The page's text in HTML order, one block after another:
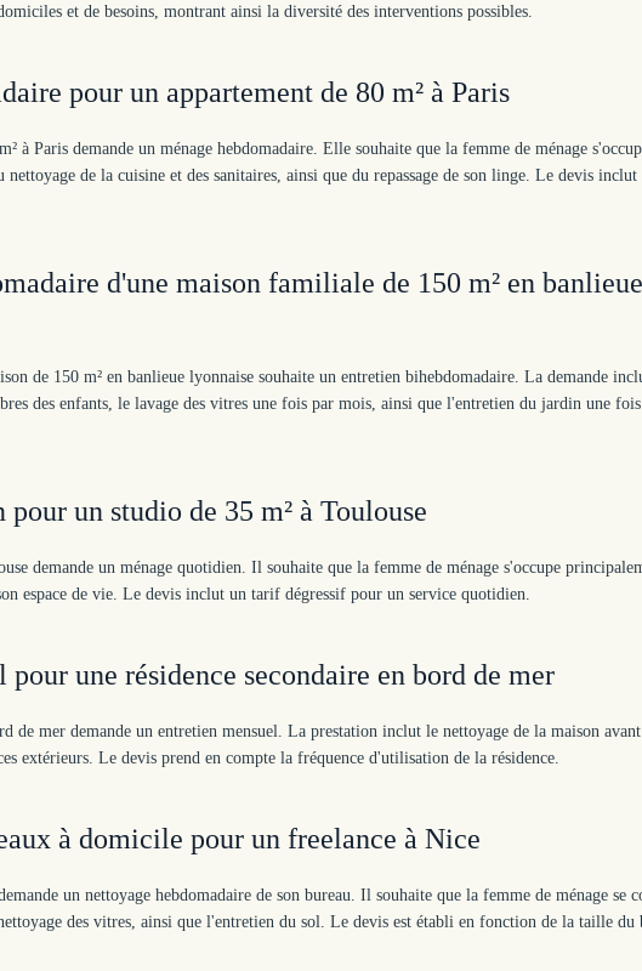
et de besoins, montrant ainsi la diversité des interventions possibles.
pour un appartement de 80 m² à Paris
à Paris demande un ménage hebdomadaire. Elle souhaite que la femme de ménage
nettoyage de la cuisine et des sanitaires, ainsi que du repassage de son linge. Le devis
d'une maison familiale de 150 m² en banlieue
de 150 m² en banlieue lyonnaise souhaite un entretien bihebdomadaire. La demande
des enfants, le lavage des vitres une fois par mois, ainsi que l'entretien du jardin une
un studio de 35 m² à Toulouse
demande un ménage quotidien. Il souhaite que la femme de ménage s'occupe
espace de vie. Le devis inclut un tarif dégressif pour un service quotidien.
une résidence secondaire en bord de mer
de mer demande un entretien mensuel. La prestation inclut le nettoyage de la maison
extérieurs. Le devis prend en compte la fréquence d'utilisation de la résidence.
à domicile pour un freelance à Nice
un nettoyage hebdomadaire de son bureau. Il souhaite que la femme de ménage se
des vitres, ainsi que l'entretien du sol. Le devis est établi en fonction de la taille du